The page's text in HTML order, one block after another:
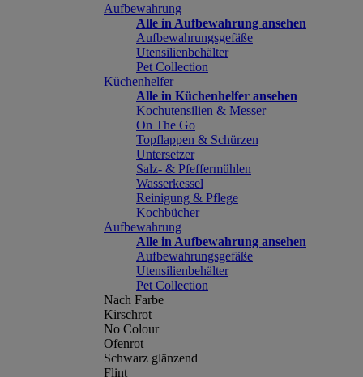
Aufbewahrung
Alle in Aufbewahrung ansehen
Aufbewahrungsgefäße
Utensilienbehälter
Pet Collection
Küchenhelfer
Alle in Küchenhelfer ansehen
Kochutensilien & Messer
On The Go
Topflappen & Schürzen
Untersetzer
Salz- & Pfeffermühlen
Wasserkessel
Reinigung & Pflege
Kochbücher
Aufbewahrung
Alle in Aufbewahrung ansehen
Aufbewahrungsgefäße
Utensilienbehälter
Pet Collection
Nach Farbe
Kirschrot
No Colour
Ofenrot
Schwarz glänzend
Flint